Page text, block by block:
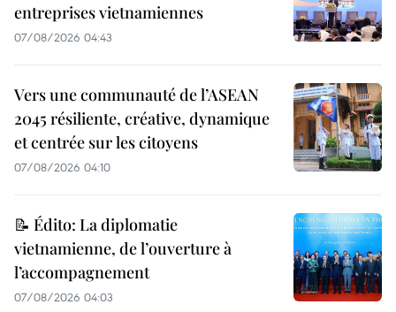
entreprises vietnamiennes
07/08/2026 04:43
Vers une communauté de l’ASEAN
2045 résiliente, créative, dynamique
et centrée sur les citoyens
07/08/2026 04:10
📝 Édito: La diplomatie
vietnamienne, de l’ouverture à
l’accompagnement
07/08/2026 04:03